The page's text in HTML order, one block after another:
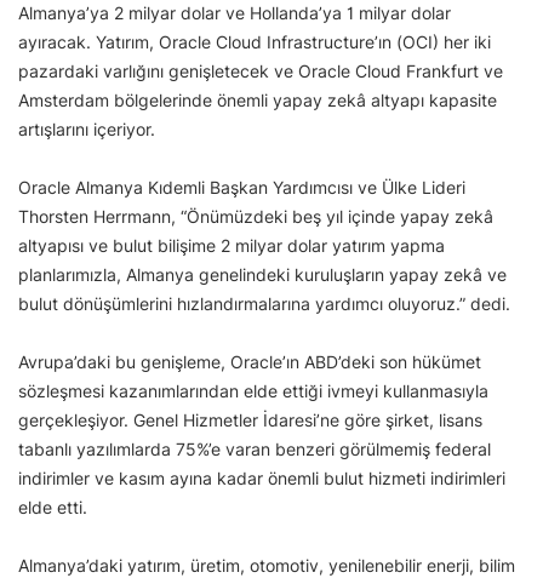
Almanya’ya 2 milyar dolar ve Hollanda’ya 1 milyar dolar
ayıracak. Yatırım, Oracle Cloud Infrastructure’ın (OCI) her iki
pazardaki varlığını genişletecek ve Oracle Cloud Frankfurt ve
Amsterdam bölgelerinde önemli yapay zekâ altyapı kapasite
artışlarını içeriyor.
Oracle Almanya Kıdemli Başkan Yardımcısı ve Ülke Lideri
Thorsten Herrmann, “Önümüzdeki beş yıl içinde yapay zekâ
altyapısı ve bulut bilişime 2 milyar dolar yatırım yapma
planlarımızla, Almanya genelindeki kuruluşların yapay zekâ ve
bulut dönüşümlerini hızlandırmalarına yardımcı oluyoruz.” dedi.
Avrupa’daki bu genişleme, Oracle’ın ABD’deki son hükümet
sözleşmesi kazanımlarından elde ettiği ivmeyi kullanmasıyla
gerçekleşiyor. Genel Hizmetler İdaresi’ne göre şirket, lisans
tabanlı yazılımlarda 75%’e varan benzeri görülmemiş federal
indirimler ve kasım ayına kadar önemli bulut hizmeti indirimleri
elde etti.
Almanya’daki yatırım, üretim, otomotiv, yenilenebilir enerji, bilim